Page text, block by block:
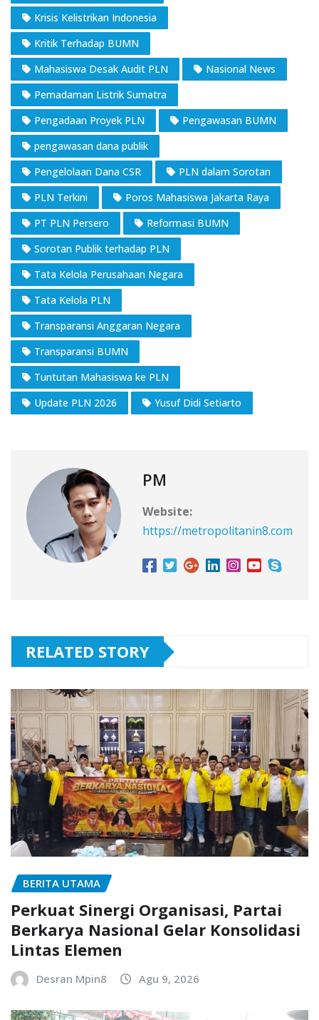
Krisis Kelistrikan Indonesia
Kritik Terhadap BUMN
Mahasiswa Desak Audit PLN
Nasional News
Pemadaman Listrik Sumatra
Pengadaan Proyek PLN
Pengawasan BUMN
pengawasan dana publik
Pengelolaan Dana CSR
PLN dalam Sorotan
PLN Terkini
Poros Mahasiswa Jakarta Raya
PT PLN Persero
Reformasi BUMN
Sorotan Publik terhadap PLN
Tata Kelola Perusahaan Negara
Tata Kelola PLN
Transparansi Anggaran Negara
Transparansi BUMN
Tuntutan Mahasiswa ke PLN
Update PLN 2026
Yusuf Didi Setiarto
PM
Website:
https://metropolitanin8.com
RELATED STORY
BERITA UTAMA
Perkuat Sinergi Organisasi, Partai
Berkarya Nasional Gelar Konsolidasi
Lintas Elemen
Desran Mpin8 Agu 9, 2026